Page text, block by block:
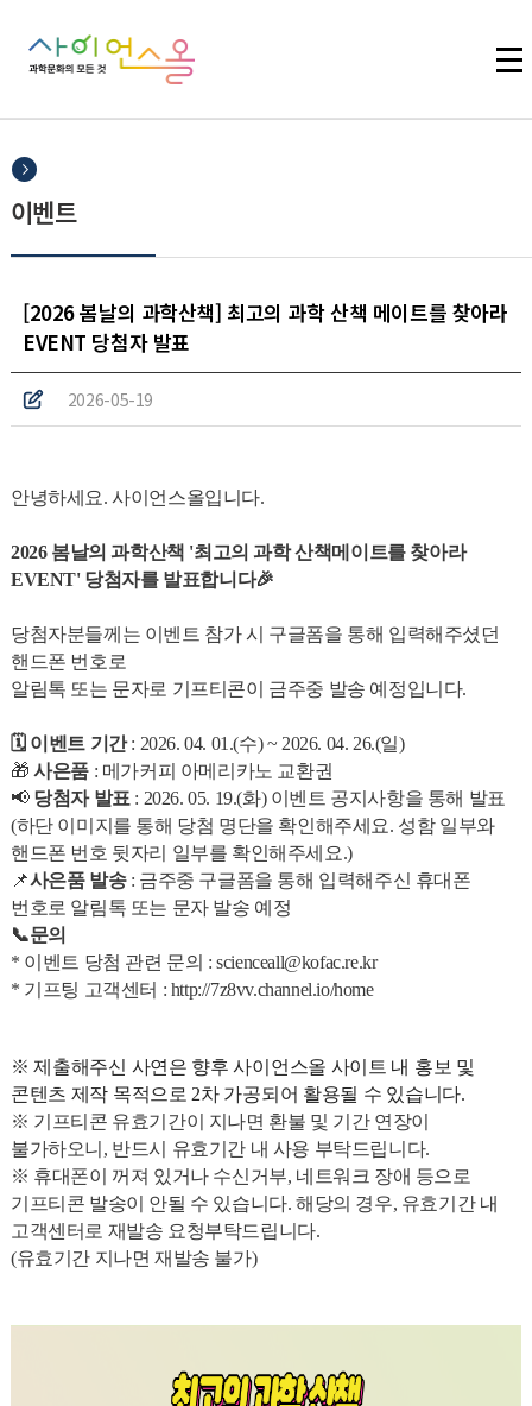
이벤트
[2026 봄날의 과학산책] 최고의 과학 산책 메이트를 찾아라
EVENT 당첨자 발표
2026-05-19
안녕하세요. 사이언스올입니다.
2026 봄날의 과학산책 '최고의 과학 산책메이트를 찾아라
EVENT' 당첨자를 발표합니다🎉
당첨자분들께는 이벤트 참가 시 구글폼을 통해 입력해주셨던
핸드폰 번호로
알림톡 또는 문자로 기프티콘이 금주중 발송 예정입니다.
🗓️ 이벤트 기간: 2026. 04. 01.(수) ~ 2026. 04. 26.(일)
🎁사은품 : 메가커피 아메리카노 교환권
📢 당첨자 발표 : 2026. 05. 19.(화) 이벤트 공지사항을 통해 발표
(하단 이미지를 통해 당첨 명단을 확인해주세요. 성함 일부와
핸드폰 번호 뒷자리 일부를 확인해주세요.)
📌사은품 발송: 금주중 구글폼을 통해 입력해주신 휴대폰
번호로 알림톡 또는 문자 발송 예정
📞문의
* 이벤트 당첨 관련 문의 : scienceall@kofac.re.kr
* 기프팅 고객센터 : http://7z8vv.channel.io/home
※ 제출해주신 사연은 향후 사이언스올 사이트 내 홍보 및
콘텐츠 제작 목적으로 2차 가공되어 활용될 수 있습니다.
※ 기프티콘 유효기간이 지나면 환불 및 기간 연장이
불가하오니, 반드시 유효기간 내 사용 부탁드립니다.
※ 휴대폰이 꺼져 있거나 수신거부, 네트워크 장애 등으로
기프티콘 발송이 안될 수 있습니다. 해당의 경우, 유효기간 내
고객센터로 재발송 요청부탁드립니다.
(유효기간 지나면 재발송 불가)